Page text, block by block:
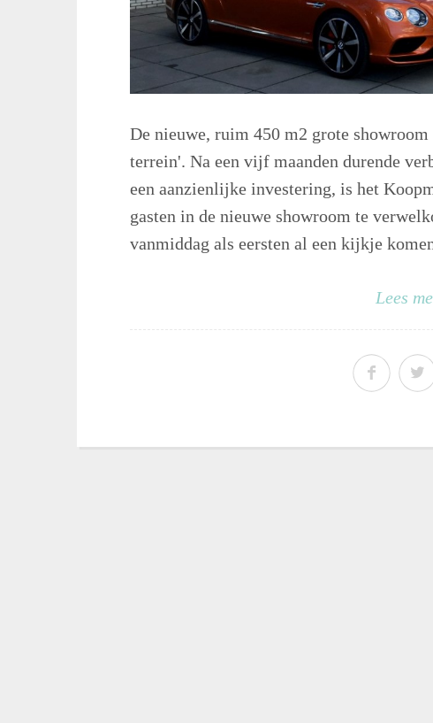
De nieuwe, ruim 450 m2 grote
terrein'. Na een vijf maanden durende
een aanzienlijke investering, is het
gasten in de nieuwe showroom te
vanmiddag als eersten al een kijkje
Lees